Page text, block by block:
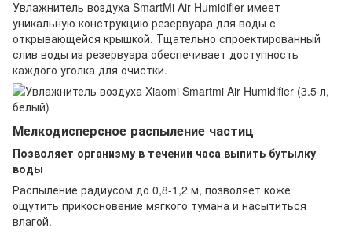
Увлажнитель воздуха SmartMi Air Humidifier имеет
уникальную конструкцию резервуара для воды с
открывающейся крышкой. Тщательно спроектированный
слив воды из резервуара обеспечивает доступность
каждого уголка для очистки.
Мелкодисперсное распыление частиц
Позволяет организму в течении часа выпить бутылку
воды
Распыление радиусом до 0,8-1,2 м, позволяет коже
ощутить прикосновение мягкого тумана и насытиться
влагой.